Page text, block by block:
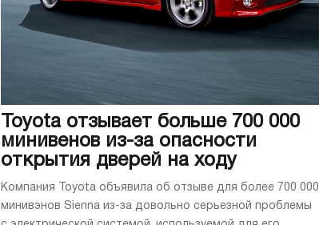
Toyota отзывает больше 700 000
минивенов из-за опасности
открытия дверей на ходу
Компания Toyota объявила об отзыве для более 700 000
минивэнов Sienna из-за довольно серьезной проблемы